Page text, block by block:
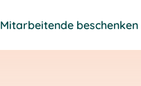
Mitarbeitende beschenken